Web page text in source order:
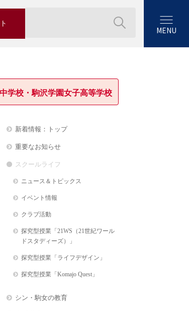
MENU
学校・駒沢学園女子高等学校
新着情報：トップ
重要なお知らせ
スクールライフ
ニュース＆トピックス
イベント情報
クラブ活動
探究型授業「21WS（21世紀ワール
ドスタディーズ）」
探究型授業「ライフデザイン」
探究型授業「Komajo Quest」
シン・駒女の教育